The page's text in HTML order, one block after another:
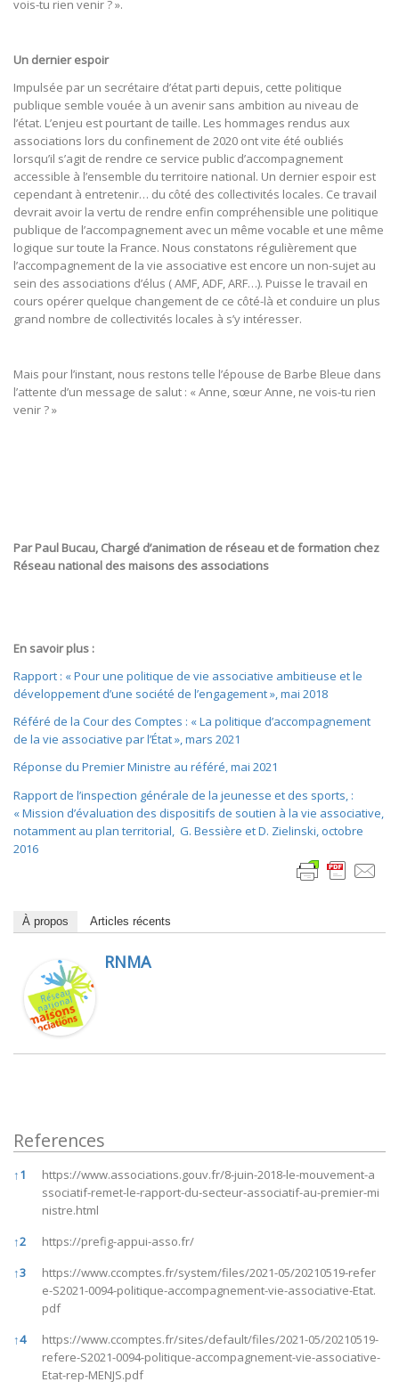
vois-tu rien venir ? ».
Un dernier espoir
Impulsée par un secrétaire d’état parti depuis, cette politique
publique semble vouée à un avenir sans ambition au niveau de
l’état. L’enjeu est pourtant de taille. Les hommages rendus aux
associations lors du confinement de 2020 ont vite été oubliés
lorsqu’il s’agit de rendre ce service public d’accompagnement
accessible à l’ensemble du territoire national. Un dernier espoir est
cependant à entretenir… du côté des collectivités locales. Ce travail
devrait avoir la vertu de rendre enfin compréhensible une politique
publique de l’accompagnement avec un même vocable et une même
logique sur toute la France. Nous constatons régulièrement que
l’accompagnement de la vie associative est encore un non-sujet au
sein des associations d’élus ( AMF, ADF, ARF…). Puisse le travail en
cours opérer quelque changement de ce côté-là et conduire un plus
grand nombre de collectivités locales à s’y intéresser.
Mais pour l’instant, nous restons telle l’épouse de Barbe Bleue dans
l’attente d’un message de salut : « Anne, sœur Anne, ne vois-tu rien
venir ? »
Par Paul Bucau, Chargé d’animation de réseau et de formation chez
Réseau national des maisons des associations
En savoir plus :
Rapport : « Pour une politique de vie associative ambitieuse et le
développement d’une société de l’engagement », mai 2018
Référé de la Cour des Comptes : « La politique d’accompagnement
de la vie associative par l’État », mars 2021
Réponse du Premier Ministre au référé, mai 2021
Rapport de l’inspection générale de la jeunesse et des sports, :
« Mission d’évaluation des dispositifs de soutien à la vie associative,
notamment au plan territorial,
G. Bessière etD. Zielinski, octobre
2016
À propos Articles récents
RNMA
References
References
↑1
https://www.associations.gouv.fr/8-juin-2018-le-mouvement-a
ssociatif-remet-le-rapport-du-secteur-associatif-au-premier-mi
nistre.html
↑2
https://prefig-appui-asso.fr/
↑3
https://www.ccomptes.fr/system/files/2021-05/20210519-refer
e-S2021-0094-politique-accompagnement-vie-associative-Etat.
pdf
↑4
https://www.ccomptes.fr/sites/default/files/2021-05/20210519-
refere-S2021-0094-politique-accompagnement-vie-associative-
Etat-rep-MENJS.pdf